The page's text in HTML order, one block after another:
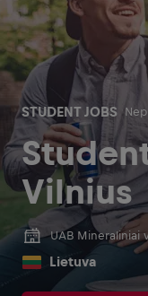
STUDENT JOBS
Vilnius
UAB Mineraliniai
Lietuva